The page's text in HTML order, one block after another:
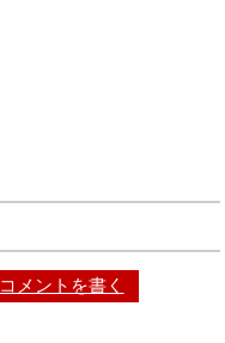
コメントを書く